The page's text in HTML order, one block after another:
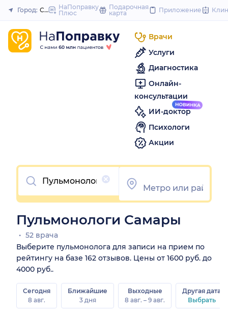
to
Закрыть
Город: СамараНаПоправку
Плюс
Подарочная
карта
Приложение
Врачи
Услуги
Диагностика
Онлайн-
консультации
ИИ-доктор
Психологи
Акции
Очистить
Пульмонологи Самары
52 врача
Выберите пульмонолога для записи на прием по
рейтингу на базе 162 отзывов. Цены от 1600 руб. до
4000 руб..
Сегодня
8 авг.
Ближайшие
3 дня
Выходные
8 авг. – 9 авг.
Другая дата
Выбрать